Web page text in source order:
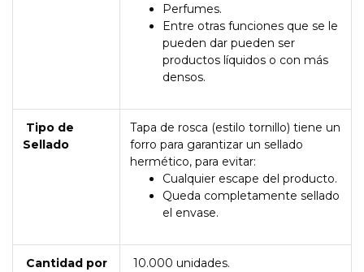
Perfumes.
Entre otras funciones que se le
pueden dar pueden ser
productos líquidos o con más
densos.
Tipo de
Sellado
Tapa de rosca (estilo tornillo) tiene un
forro para garantizar un sellado
hermético, para evitar:
Cualquier escape del producto.
Queda completamente sellado
el envase.
Cantidad por
10.000 unidades.